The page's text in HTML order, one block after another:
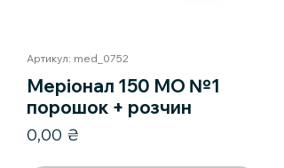
Артикул: med_0752
Меріонал 150 МО №1
порошок + розчин
0,00 ₴